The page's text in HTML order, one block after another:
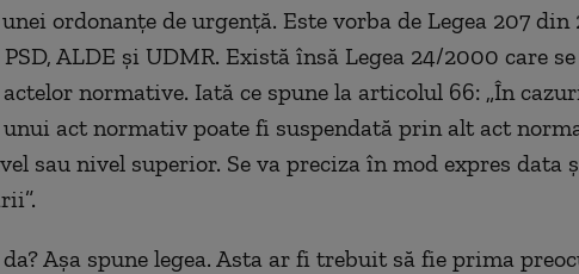
ordonanțe de urgență. Este vorba de Legea 207 din
ALDE și UDMR. Există însă Legea 24/2000 care
normative. Iată ce spune la articolul 66: „În
unui act normativ poate fi suspendată prin alt act
sau nivel superior. Se va preciza în mod expres data
Așa spune legea. Asta ar fi trebuit să fie prima